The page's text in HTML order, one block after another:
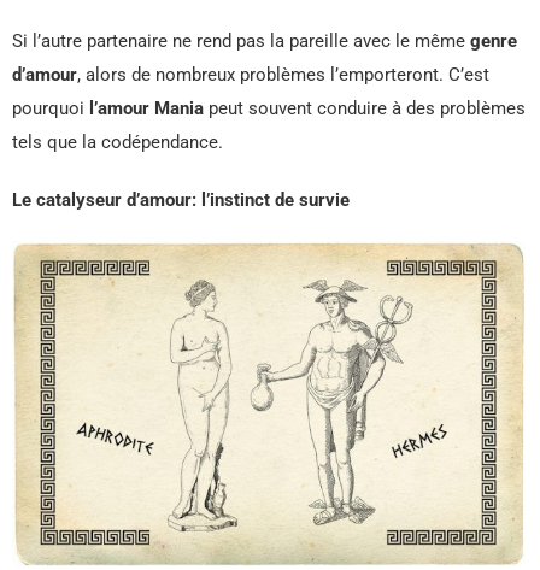
Si l’autre partenaire ne rend pas la pareille avec le même genre
d’amour, alors de nombreux problèmes l’emporteront. C’est
pourquoi l’amour Mania peut souvent conduire à des problèmes
tels que la codépendance.
Le catalyseur d’amour: l’instinct de survie